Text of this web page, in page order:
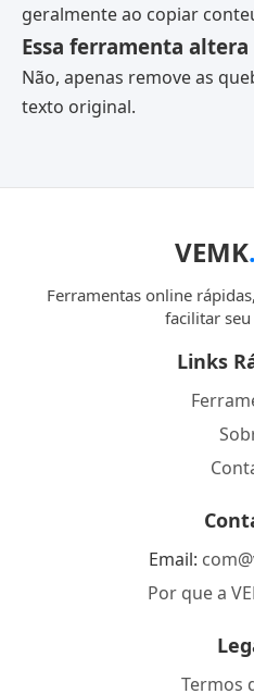
geralmente ao copiar
Essa ferramenta
Não, apenas remove as
texto original.
VEMK
Ferramentas online
facilitar
Links
Email:
Por que a
Termos